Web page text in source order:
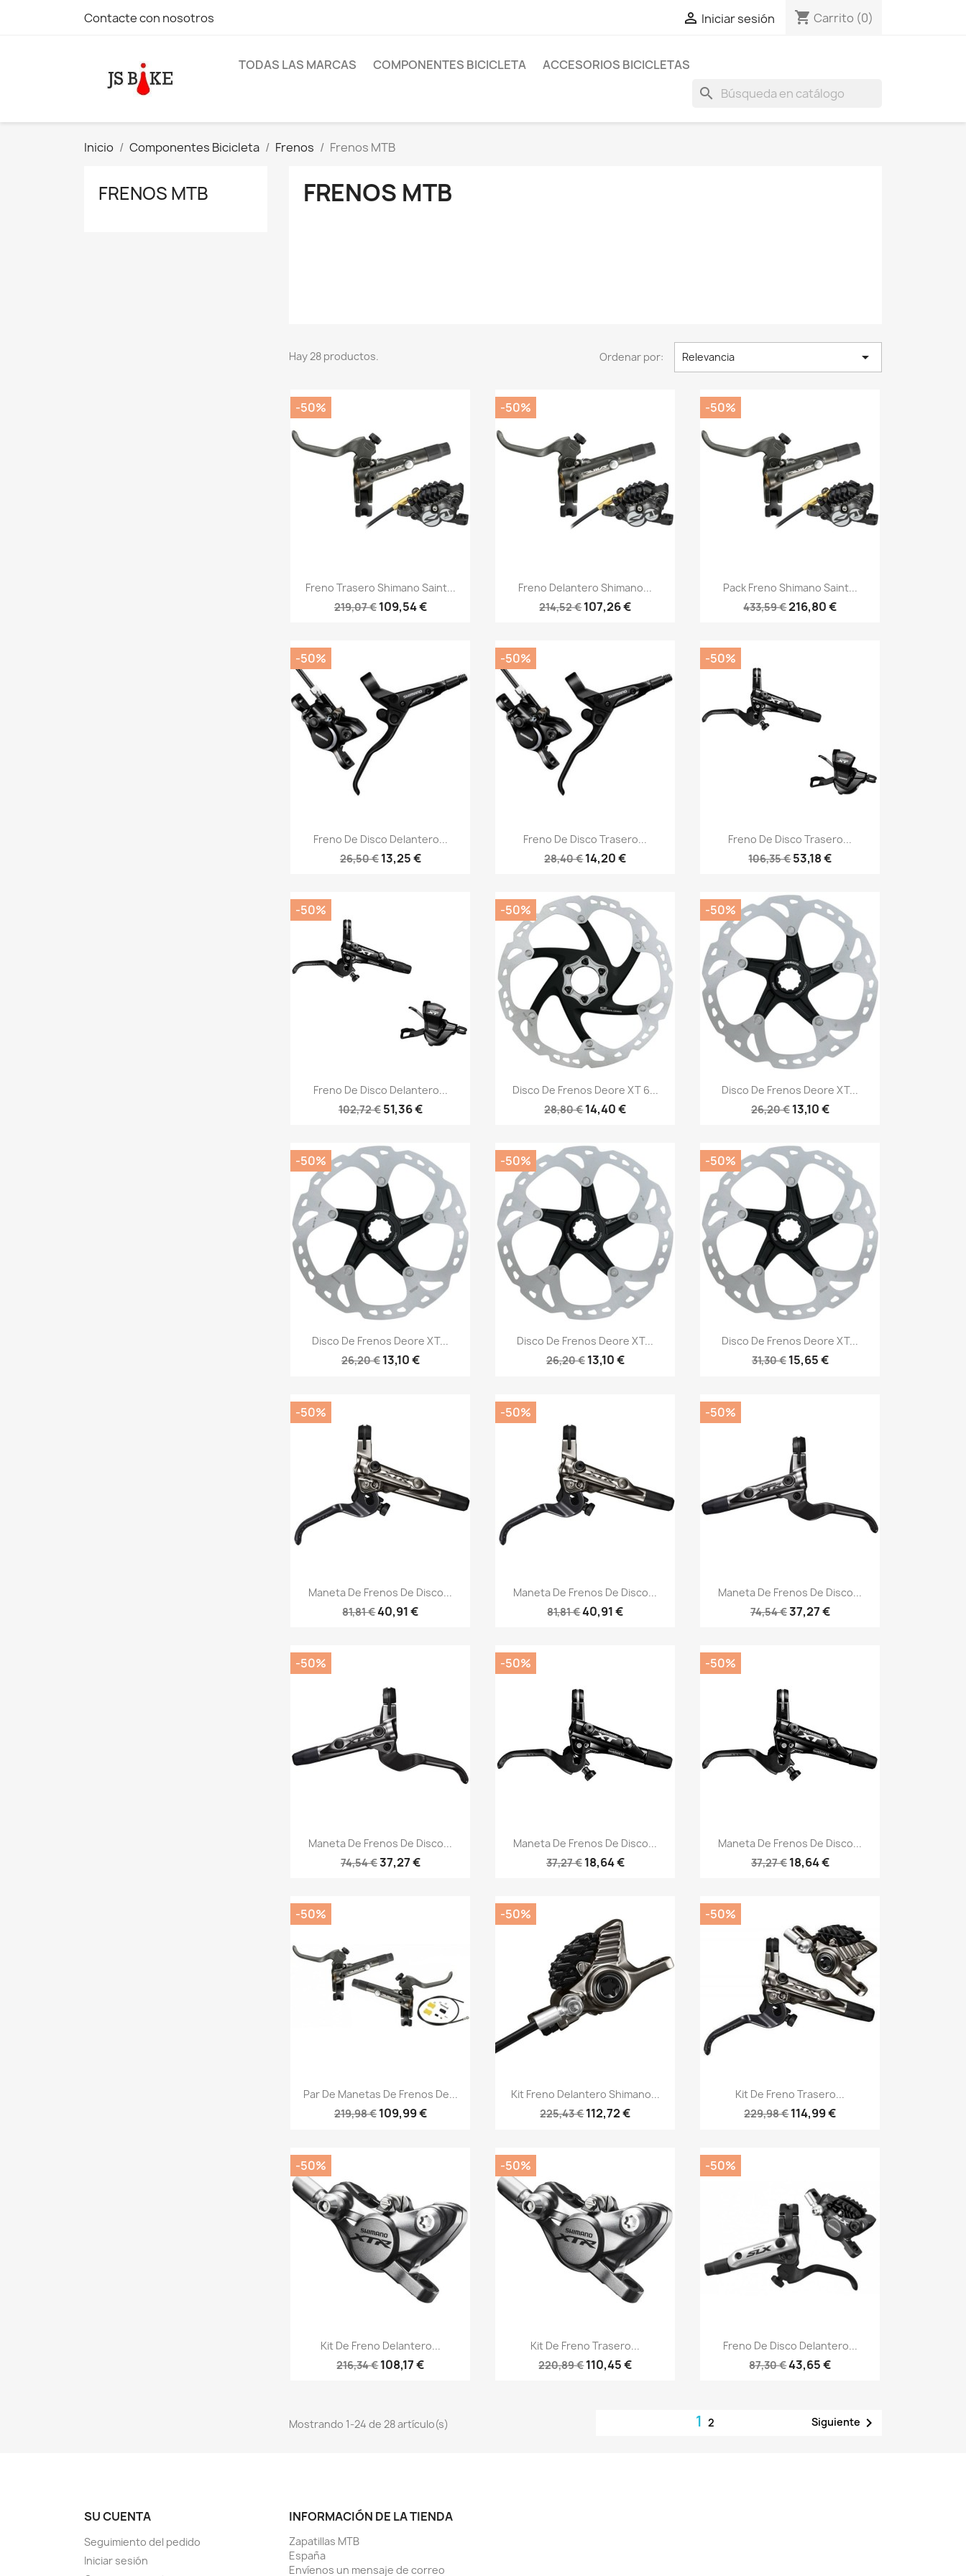
Contacte con nosotros  Iniciar sesión shopping_cart Carrito (0)
TODAS LAS MARCAS COMPONENTES BICICLETA ACCESORIOS BICICLETAS
search
Inicio Componentes Bicicleta Frenos Frenos MTB
FRENOS MTB FRENOS MTB
Hay 28 productos. Ordenar por: Relevancia 
Vista rápida
Freno Trasero Shimano Saint...
219,07 € 109,54 €
-50%
Vista rápida
Freno Delantero Shimano...
214,52 €107,26 €
-50%
Vista rápida
Pack Freno Shimano Saint...
433,59 €216,80 €
-50%
Vista rápida
Freno De Disco Delantero...
26,50 € 13,25 €
-50%
Vista rápida
Freno De Disco Trasero...
28,40 €14,20 €
-50%
Vista rápida
Freno De Disco Trasero...
106,35 €53,18 €
-50%
Vista rápida
Freno De Disco Delantero...
102,72 € 51,36 €
-50%
Vista rápida
Disco De Frenos Deore XT 6...
28,80 €14,40 €
-50%
 Vista rápida
Disco De Frenos Deore XT...
26,20 € 13,10 €
-50%
 Vista rápida
Disco De Frenos Deore XT...
26,20 € 13,10 €
-50%
 Vista rápida
Disco De Frenos Deore XT...
26,20 € 13,10 €
-50%
 Vista rápida
Disco De Frenos Deore XT...
31,30 € 15,65 €
-50%
Vista rápida
Maneta De Frenos De Disco...
81,81 €40,91 €
-50%
Vista rápida
Maneta De Frenos De Disco...
81,81 €40,91 €
-50%
Vista rápida
Maneta De Frenos De Disco...
74,54 €37,27 €
-50%
Vista rápida
Maneta De Frenos De Disco...
74,54 €37,27 €
-50%
Vista rápida
Maneta De Frenos De Disco...
37,27 € 18,64 €
-50%
Vista rápida
Maneta De Frenos De Disco...
37,27 € 18,64 €
-50%
Vista rápida
Par De Manetas De Frenos De...
219,98 € 109,99 €
-50%
Vista rápida
Kit Freno Delantero Shimano...
225,43 €112,72 €
-50%
 Vista rápida
Kit De Freno Trasero...
229,98 €114,99 €
-50%
Vista rápida
Kit De Freno Delantero...
216,34 €108,17 €
-50%
 Vista rápida
Kit De Freno Trasero...
220,89 €110,45 €
-50%
Vista rápida
Freno De Disco Delantero...
87,30 €43,65 €
-50%
Mostrando 1-24 de 28 artículo(s) 12 Siguiente 
SU CUENTA
Seguimiento del pedido
Iniciar sesión
INFORMACIÓN DE LA TIENDA
Zapatillas MTB
España
Envíenos un mensaje de correo